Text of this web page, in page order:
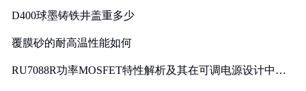
D400球墨铸铁井盖重多少
覆膜砂的耐高温性能如何
RU7088R功率MOSFET特性解析及其在可调电源设计中的